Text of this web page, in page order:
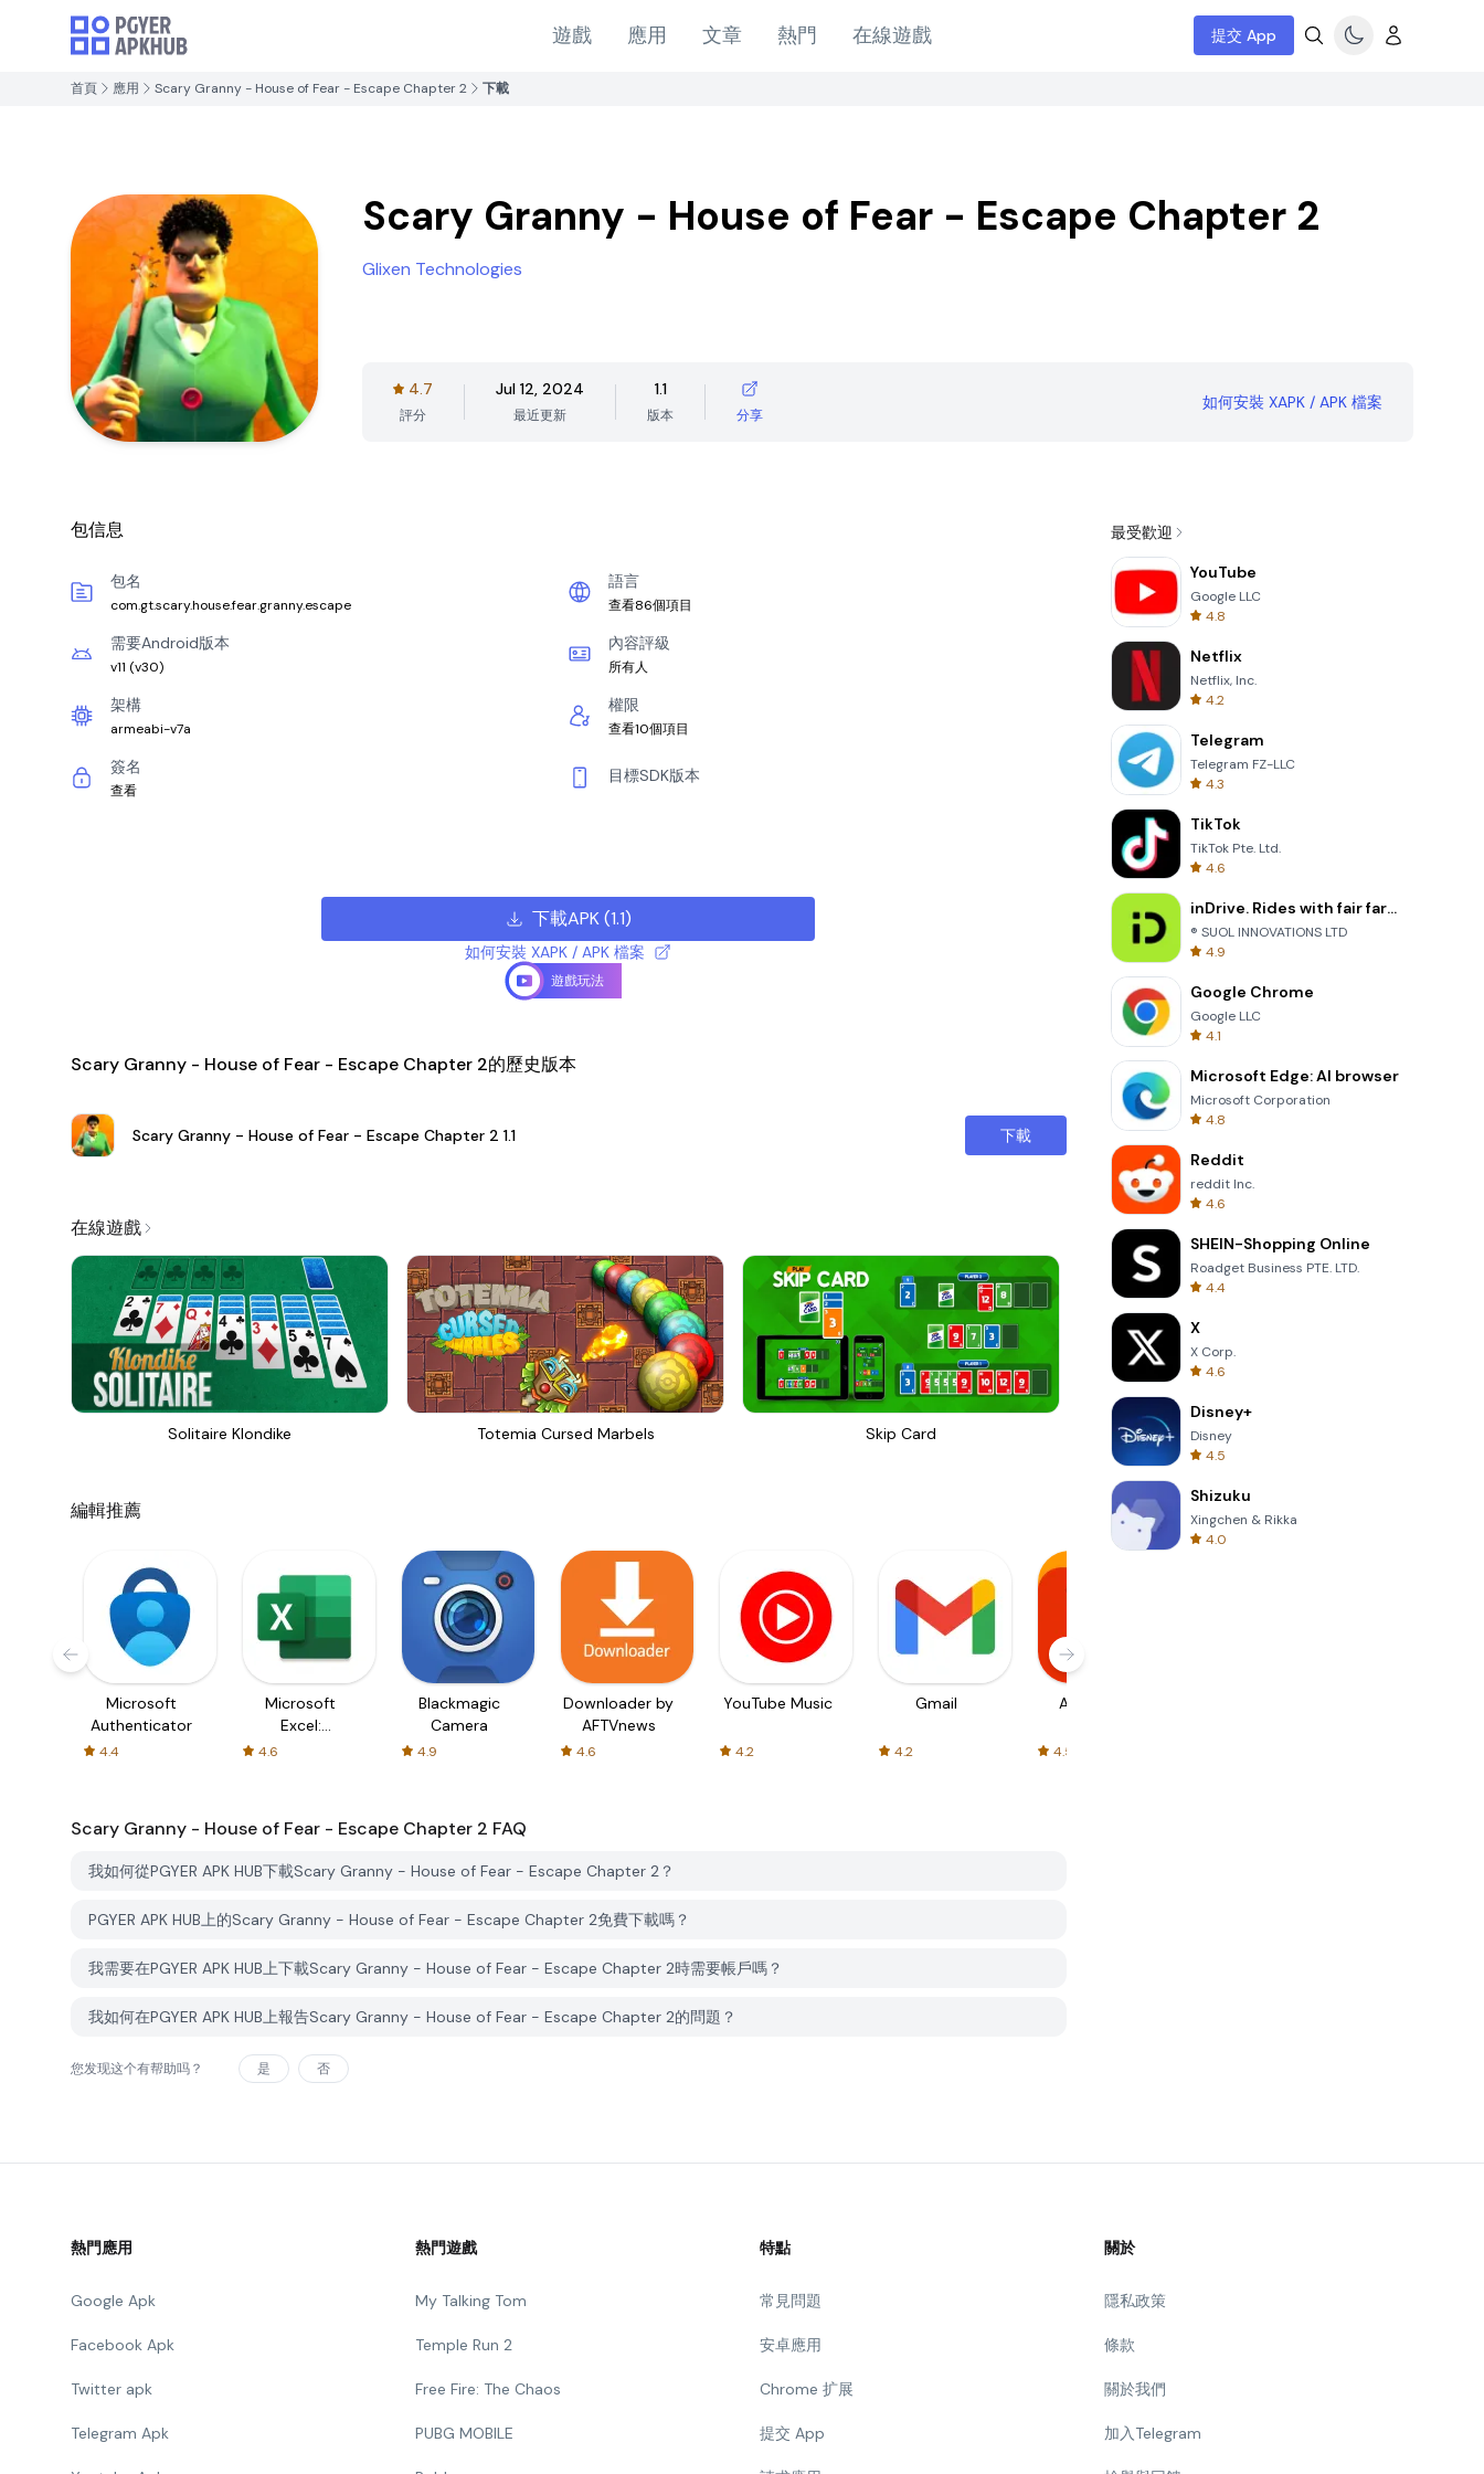
遊戲 應用 文章 熱門 在線遊戲 提交 App
首頁 應用 Scary Granny - House of Fear - Escape Chapter 2 下載
Scary Granny - House of Fear - Escape Chapter 2
Glixen Technologies
4.7
評分
Jul 12, 2024
最近更新
1.1
版本 分享
如何安裝 XAPK / APK 檔案
包信息
包名
com.gt.scary.house.fear.granny.escape
語言
查看86個項目
需要Android版本
v11 (v30)
內容評級
所有人
架構
armeabi-v7a
權限
查看10個項目
簽名
查看
目標SDK版本
下載APK(1.1)
如何安裝 XAPK / APK 檔案
遊戲玩法
Scary Granny - House of Fear - Escape Chapter 2的歷史版本
Scary Granny - House of Fear - Escape Chapter 2 1.1 下載
在線遊戲
Solitaire Klondike Totemia Cursed Marbels Skip Card Words of Wonders
編輯推薦
Microsoft
Authenticator
4.4
Microsoft
Excel:
Spreadsheets
4.6
Blackmagic
Camera
4.9
Downloader by
AFTVnews
4.6
YouTube Music
4.2
Gmail
4.2
AliExpress
4.5
Scary Granny - House of Fear - Escape Chapter 2 FAQ
我如何從PGYER APK HUB下載Scary Granny - House of Fear - Escape Chapter 2？
PGYER APK HUB上的Scary Granny - House of Fear - Escape Chapter 2免費下載嗎？
我需要在PGYER APK HUB上下載Scary Granny - House of Fear - Escape Chapter 2時需要帳戶嗎？
我如何在PGYER APK HUB上報告Scary Granny - House of Fear - Escape Chapter 2的問題？
您发现这个有帮助吗？ 是 否
最受歡迎
YouTube
Google LLC
4.8
Netflix
Netflix, Inc.
4.2
Telegram
Telegram FZ-LLC
4.3
TikTok
TikTok Pte. Ltd.
4.6
inDrive. Rides with fair fares
® SUOL INNOVATIONS LTD
4.9
Google Chrome
Google LLC
4.1
Microsoft Edge: AI browser
Microsoft Corporation
4.8
Reddit
reddit Inc.
4.6
SHEIN-Shopping Online
Roadget Business PTE. LTD.
4.4
X
X Corp.
4.6
Disney+
Disney
4.5
Shizuku
Xingchen & Rikka
4.0
熱門應用
Google Apk
Facebook Apk
Twitter apk
Telegram Apk
熱門遊戲
My Talking Tom
Temple Run 2
Free Fire: The Chaos
PUBG MOBILE
特點
常見問題
安卓應用
Chrome 扩展
提交 App
關於
隱私政策
條款
關於我們
加入Telegram